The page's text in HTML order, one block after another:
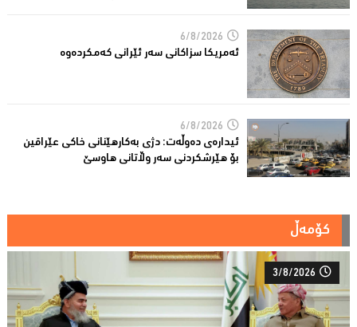
6/8/2026
ئه‌مریكا سزاكانی سه‌ر ئێرانی كه‌مكرده‌وه‌
6/8/2026
ئیدارەى دەوڵەت: دژى بەکارهێنانى خاکی عێراقین
بۆ هێرشکردنى سەر وڵاتانی هاوسێ
کۆمەڵ
3/8/2026